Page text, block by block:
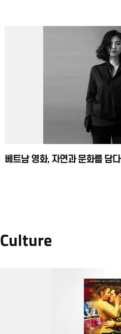
베트남 영화, 자연과 문화를 담다
Culture